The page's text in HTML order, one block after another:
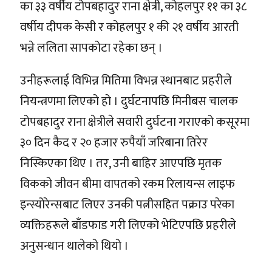
का ३३ वर्षीय टोपबहादुर राना क्षेत्री, कोहलपुर ११ का ३८
वर्षीय दीपक केसी र कोहलपुर १ की २१ वर्षीय आरती
भन्ने ललिता सापकोटा रहेका छन् ।
उनीहरूलाई विभिन्न मितिमा विभन्न स्थानबाट प्रहरीले
नियन्त्रणमा लिएको हो । दुर्घटनापछि मिनीबस चालक
टोपबहादुर राना क्षेत्रीले सवारी दुर्घटना गराएको कसूरमा
३० दिन कैद र २० हजार रुपैयाँ जरिबाना तिरेर
निस्किएका थिए । तर, उनी बाहिर आएपछि मृतक
विकको जीवन बीमा वापतको रकम रिलायन्स लाइफ
इन्स्योरेन्सबाट लिएर उनकी पत्नीसहित पक्राउ परेका
व्यक्तिहरूले बाँडफाड गरी लिएको भेटिएपछि प्रहरीले
अनुसन्धान थालेको थियो ।